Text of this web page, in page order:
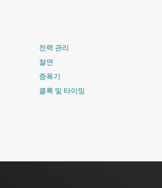
전력 관리
절연
증폭기
클록 및 타이밍